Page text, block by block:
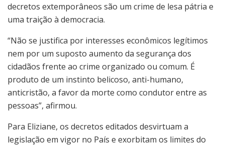
decretos extemporâneos são um crime de lesa pátria e
uma traição à democracia.
“Não se justifica por interesses econômicos legítimos
nem por um suposto aumento da segurança dos
cidadãos frente ao crime organizado ou comum. É
produto de um instinto belicoso, anti-humano,
anticristão, a favor da morte como condutor entre as
pessoas”, afirmou.
Para Eliziane, os decretos editados desvirtuam a
legislação em vigor no País e exorbitam os limites do